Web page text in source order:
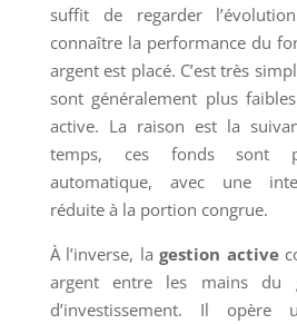
suffit de regarder
connaître la performance du
argent est placé. C’est très
sont généralement plus
active. La raison est la
temps, ces fonds sont
automatique, avec une
réduite à la portion congrue.
À l’inverse, lagestion active
argent entre les mains du
d’investissement. Il opère